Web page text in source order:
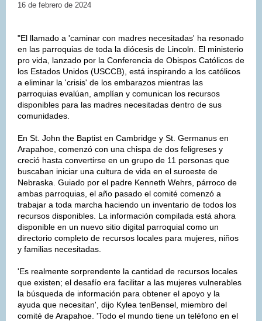
16 de febrero de 2024
"El llamado a 'caminar con madres necesitadas' ha resonado
en las parroquias de toda la diócesis de Lincoln. El ministerio
pro vida, lanzado por la Conferencia de Obispos Católicos de
los Estados Unidos (USCCB), está inspirando a los católicos
a eliminar la 'crisis' de los embarazos mientras las
parroquias evalúan, amplían y comunican los recursos
disponibles para las madres necesitadas dentro de sus
comunidades.
En St. John the Baptist en Cambridge y St. Germanus en
Arapahoe, comenzó con una chispa de dos feligreses y
creció hasta convertirse en un grupo de 11 personas que
buscaban iniciar una cultura de vida en el suroeste de
Nebraska. Guiado por el padre Kenneth Wehrs, párroco de
ambas parroquias, el año pasado el comité comenzó a
trabajar a toda marcha haciendo un inventario de todos los
recursos disponibles. La información compilada está ahora
disponible en un nuevo sitio digital parroquial como un
directorio completo de recursos locales para mujeres, niños
y familias necesitadas.
'Es realmente sorprendente la cantidad de recursos locales
que existen; el desafío era facilitar a las mujeres vulnerables
la búsqueda de información para obtener el apoyo y la
ayuda que necesitan', dijo Kylea tenBensel, miembro del
comité de Arapahoe. 'Todo el mundo tiene un teléfono en el